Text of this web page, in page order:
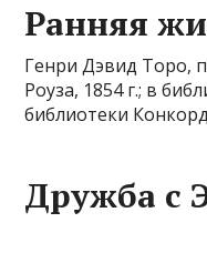
Ранняя
Генри Дэвид Торо,
Роуза, 1854 г.; в
библиотеки
Дружба с